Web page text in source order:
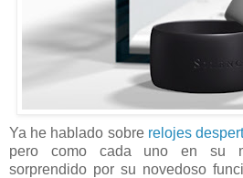
Ya he hablado sobre relojes
pero como cada uno en su
sorprendido por su novedoso